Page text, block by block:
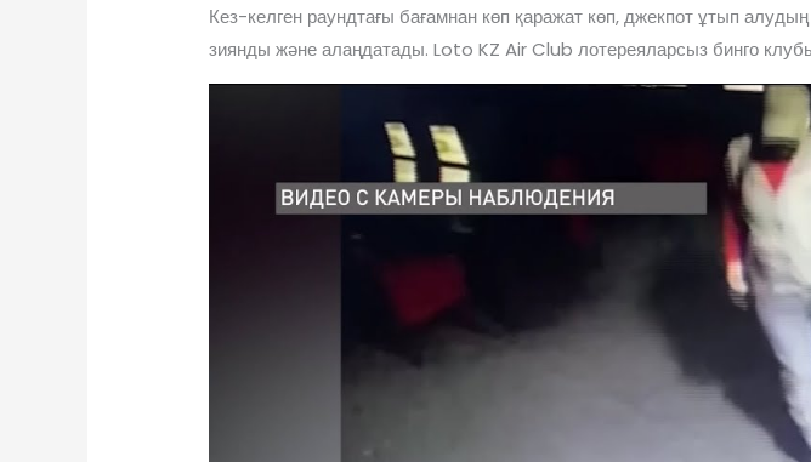
Кез-келген раундтағы бағамнан көп қаражат көп, джекпот ұтып
зиянды және алаңдатады. Loto KZ Air Club лотереяларсыз бинго